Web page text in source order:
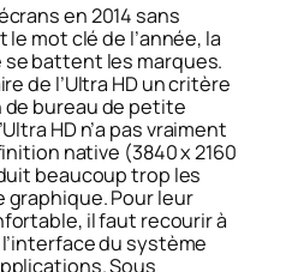
en 2014 sans
le mot clé de l’année, la
battent les marques.
de l’Ultra HD un critère
de bureau de petite
HD n’a pas vraiment
native (3840 x 2160
beaucoup trop les
graphique. Pour leur
il faut recourir à
du système
Sous